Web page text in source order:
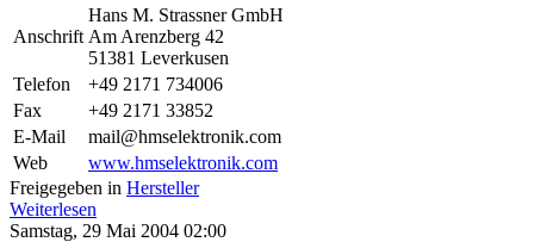
Anschrift
Hans M. Strassner GmbH
Am Arenzberg 42
51381 Leverkusen
Telefon
+49 2171 734006
Fax
+49 2171 33852
E-Mail
mail@hmselektronik.com
Web
www.hmselektronik.com
Freigegeben in Hersteller
Weiterlesen
Samstag, 29 Mai 2004 02:00